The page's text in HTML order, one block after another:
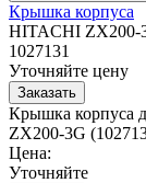
Крышка корпуса
HITACHI ZX200-
1027131
Уточняйте цену
Крышка корпуса
ZX200-3G
Цена:
Уточняйте